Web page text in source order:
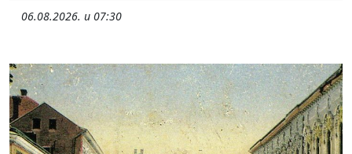
06.08.2026. u 07:30